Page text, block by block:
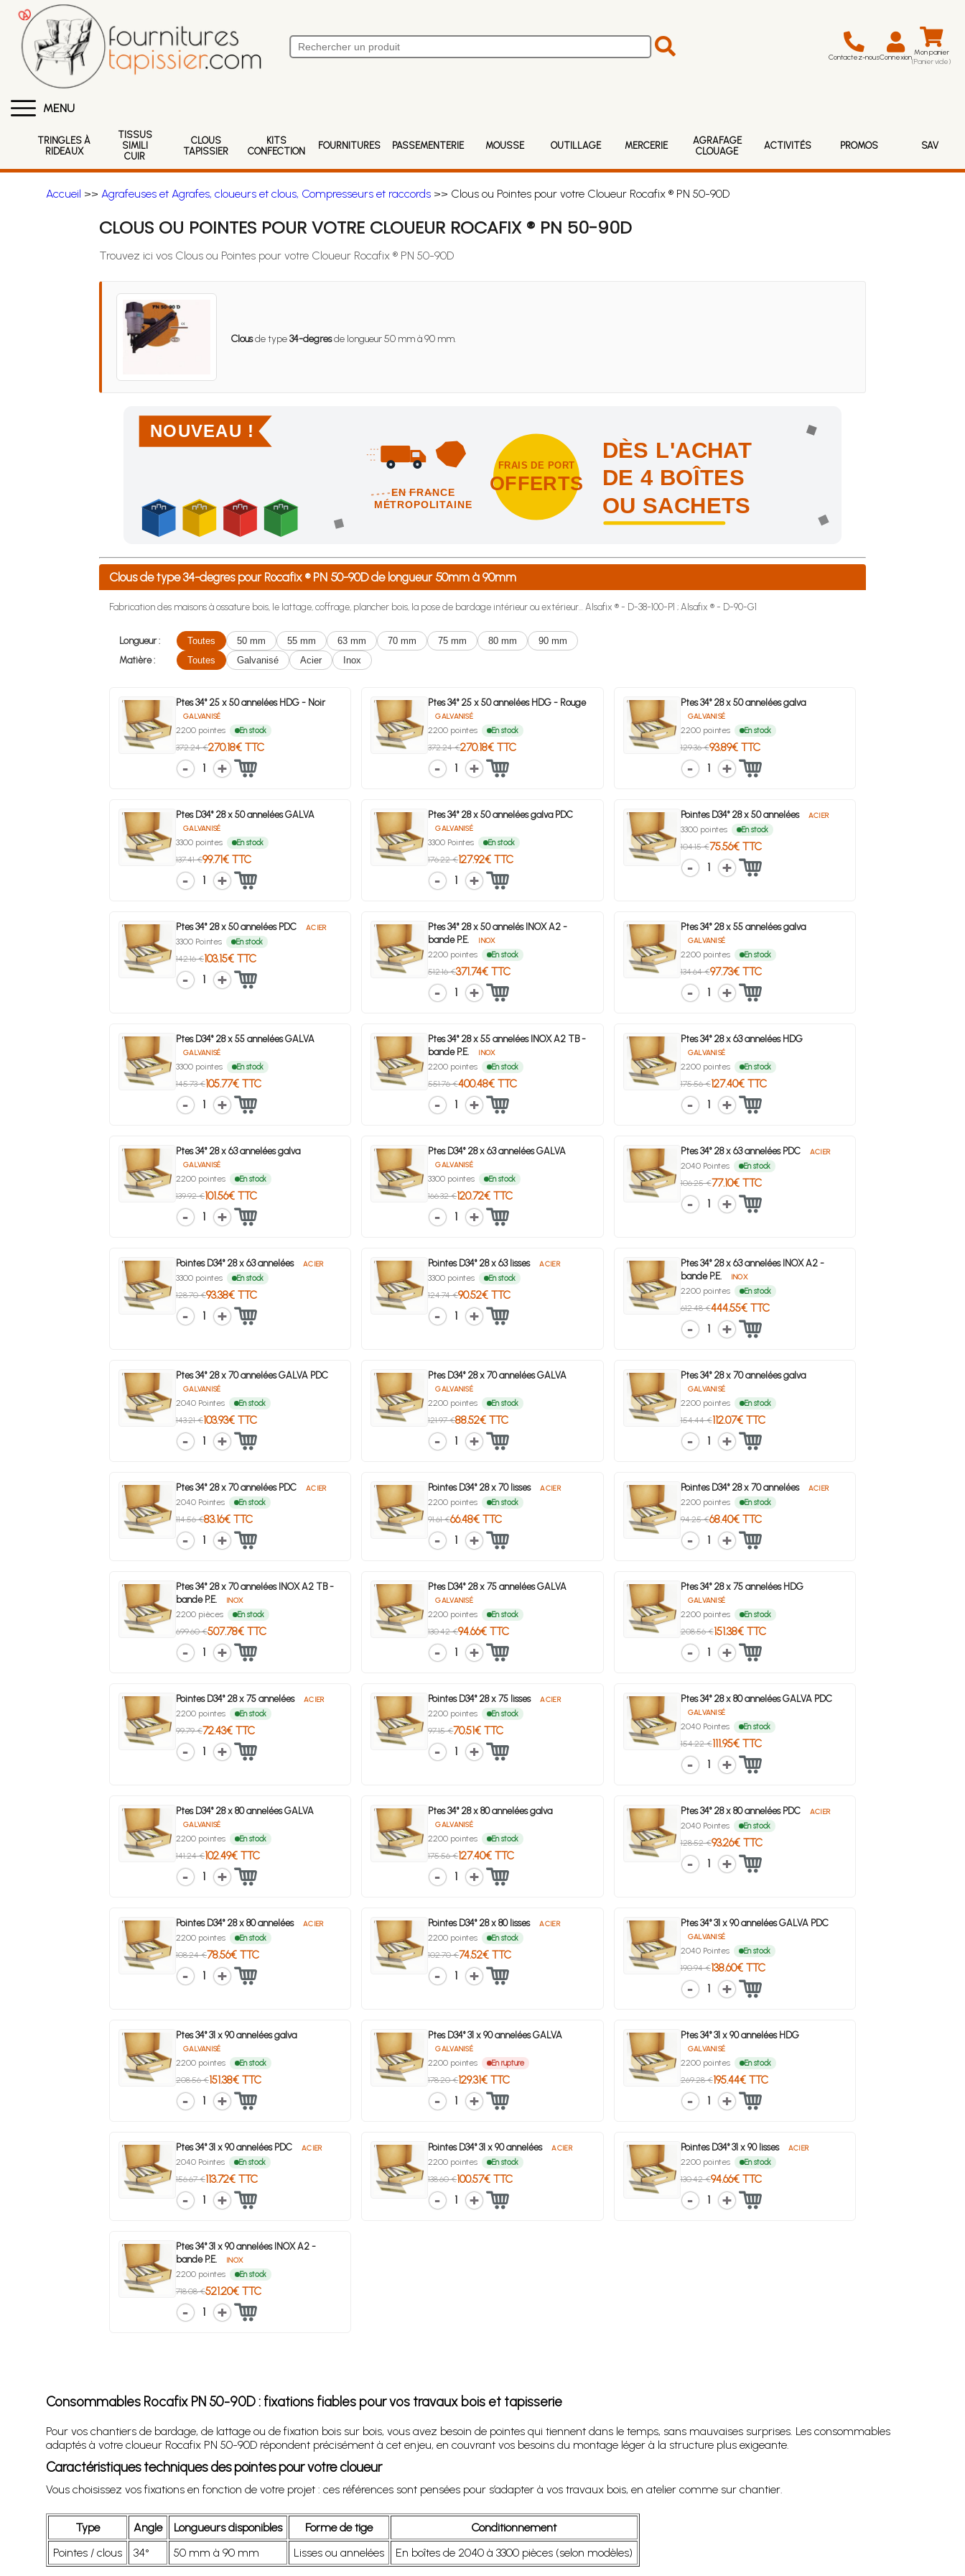
Contactez-nousConnexion Mon panier
(Panier vide)
MENU
TRINGLES À
RIDEAUX
TISSUS
SIMILI
CUIR
CLOUS
TAPISSIER
KITS
CONFECTION
FOURNITURES PASSEMENTERIE MOUSSE OUTILLAGE MERCERIE
AGRAFAGE
CLOUAGE
ACTIVITÉS PROMOS SAV
Accueil >> Agrafeuses et Agrafes, cloueurs et clous, Compresseurs et raccords>> Clous ou Pointes pour votre Cloueur Rocafix ® PN 50-90D
CLOUS OU POINTES POUR VOTRE CLOUEUR ROCAFIX ® PN 50-90D
Trouvez ici vos Clous ou Pointes pour votre Cloueur Rocafix ® PN 50-90D
Clousde type34-degresde longueur 50 mm à 90 mm.
NOUVEAU !
EN FRANCE
MÉTROPOLITAINE
FRAIS DE PORT
OFFERTS
DÈS L'ACHAT
DE 4 BOÎTES
OU SACHETS
Achetez 4 sachets ou boîtes d'agrafes ou de pointes et nous vous offrons les frais de port en France métropolitaine !
Clous de type 34-degres pour Rocafix ® PN 50-90D de longueur 50mm à 90mm
Fabrication des maisons à ossature bois, le lattage, coffrage, plancher bois, la pose de bardage intérieur ou extérieur... Alsafix ® - D-38-100-P1 ; Alsafix ® - D-90-G1
Longueur : Toutes 50 mm 55 mm 63 mm 70 mm 75 mm 80 mm
90 mm
Matière :
Toutes Galvanisé Acier Inox
Ptes 34° 25 x 50 annelées HDG - Noir
GALVANISÉ
2200 pointes En stock
372.24 €270.18€ TTC
1
Ptes 34° 25 x 50 annelées HDG - Rouge
GALVANISÉ
2200 pointes En stock
372.24 €270.18€ TTC
1
Ptes 34° 28 x 50 annelées galva
GALVANISÉ
2200 pointes En stock
129.36 €93.89€ TTC
1
Ptes D34° 28 x 50 annelées GALVA
GALVANISÉ
3300 pointes En stock
137.41 €99.71€ TTC
1
Ptes 34° 28 x 50 annelées galva PDC
GALVANISÉ
3300 Pointes En stock
176.22 €127.92€ TTC
1
Pointes D34° 28 x 50 annelées ACIER
3300 pointes En stock
104.15 €75.56€ TTC
1
Ptes 34° 28 x 50 annelées PDC ACIER
3300 Pointes En stock
142.16 €103.15€ TTC
1
Ptes 34° 28 x 50 annelés INOX A2 -
bande P.E.
INOX
2200 pointes En stock
512.16 €371.74€ TTC
1
Ptes 34° 28 x 55 annelées galva
GALVANISÉ
2200 pointes En stock
134.64 €97.73€ TTC
1
Ptes D34° 28 x 55 annelées GALVA
GALVANISÉ
3300 pointes En stock
145.73 €105.77€ TTC
1
Ptes 34° 28 x 55 annelées INOX A2 TB -
bande P.E.
INOX
2200 pointes En stock
551.76 €400.48€ TTC
1
Ptes 34° 28 x 63 annelées HDG
GALVANISÉ
2200 pointes En stock
175.56 €127.40€ TTC
1
Ptes 34° 28 x 63 annelées galva
GALVANISÉ
2200 pointes En stock
139.92 €101.56€ TTC
1
Ptes D34° 28 x 63 annelées GALVA
GALVANISÉ
3300 pointes En stock
166.32 €120.72€ TTC
1
Ptes 34° 28 x 63 annelées PDC ACIER
2040 Pointes En stock
106.25 €77.10€ TTC
1
Pointes D34° 28 x 63 annelées ACIER
3300 pointes En stock
128.70 €93.38€ TTC
1
Pointes D34° 28 x 63 lisses ACIER
3300 pointes En stock
124.74 €90.52€ TTC
1
Ptes 34° 28 x 63 annelées INOX A2 -
bande P.E.
INOX
2200 pointes En stock
612.48 €444.55€ TTC
1
Ptes 34° 28 x 70 annelées GALVA PDC
GALVANISÉ
2040 Pointes En stock
143.21 €103.93€ TTC
1
Ptes D34° 28 x 70 annelées GALVA
GALVANISÉ
2200 pointes En stock
121.97 €88.52€ TTC
1
Ptes 34° 28 x 70 annelées galva
GALVANISÉ
2200 pointes En stock
154.44 €112.07€ TTC
1
Ptes 34° 28 x 70 annelées PDC ACIER
2040 Pointes En stock
114.56 €83.16€ TTC
1
Pointes D34° 28 x 70 lisses ACIER
2200 pointes En stock
91.61 €66.48€ TTC
1
Pointes D34° 28 x 70 annelées ACIER
2200 pointes En stock
94.25 €68.40€ TTC
1
Ptes 34° 28 x 70 annelées INOX A2 TB -
bande P.E.
INOX
2200 pièces En stock
699.60 €507.78€ TTC
1
Ptes D34° 28 x 75 annelées GALVA
GALVANISÉ
2200 pointes En stock
130.42 €94.66€ TTC
1
Ptes 34° 28 x 75 annelées HDG
GALVANISÉ
2200 pointes En stock
208.56 €151.38€ TTC
1
Pointes D34° 28 x 75 annelées ACIER
2200 pointes En stock
99.79 €72.43€ TTC
1
Pointes D34° 28 x 75 lisses ACIER
2200 pointes En stock
97.15 €70.51€ TTC
1
Ptes 34° 28 x 80 annelées GALVA PDC
GALVANISÉ
2040 Pointes En stock
154.22 €111.95€ TTC
1
Ptes D34° 28 x 80 annelées GALVA
GALVANISÉ
2200 pointes En stock
141.24 €102.49€ TTC
1
Ptes 34° 28 x 80 annelées galva
GALVANISÉ
2200 pointes En stock
175.56 €127.40€ TTC
1
Ptes 34° 28 x 80 annelées PDC ACIER
2040 Pointes En stock
128.52 €93.26€ TTC
1
Pointes D34° 28 x 80 annelées ACIER
2200 pointes En stock
108.24 €78.56€ TTC
1
Pointes D34° 28 x 80 lisses ACIER
2200 pointes En stock
102.70 €74.52€ TTC
1
Ptes 34° 31 x 90 annelées GALVA PDC
GALVANISÉ
2040 Pointes En stock
190.94 €138.60€ TTC
1
Ptes 34° 31 x 90 annelées galva
GALVANISÉ
2200 pointes En stock
208.56 €151.38€ TTC
1
Ptes D34° 31 x 90 annelées GALVA
GALVANISÉ
2200 pointes En rupture
178.20 €129.31€ TTC
1
Ptes 34° 31 x 90 annelées HDG
GALVANISÉ
2200 pointes En stock
269.28 €195.44€ TTC
1
Ptes 34° 31 x 90 annelées PDC ACIER
2040 Pointes En stock
156.67 €113.72€ TTC
1
Pointes D34° 31 x 90 annelées ACIER
2200 pointes En stock
138.60 €100.57€ TTC
1
Pointes D34° 31 x 90 lisses ACIER
2200 pointes En stock
130.42 €94.66€ TTC
1
Ptes 34° 31 x 90 annelées INOX A2 -
bande P.E.
INOX
2200 pointes En stock
718.08 €521.20€ TTC
1
Consommables Rocafix PN 50-90D : fixations fiables pour vos travaux bois et tapisserie
Pour vos chantiers de bardage, de lattage ou de fixation bois sur bois, vous avez besoin de pointes qui tiennent dans le temps, sans mauvaises surprises. Les consommables
adaptés à votre cloueur Rocafix PN 50-90D répondent précisément à cet enjeu, en couvrant vos besoins du montage léger à la structure plus exigeante.
Caractéristiques techniques des pointes pour votre cloueur
Vous choisissez vos fixations en fonction de votre projet : ces références sont pensées pour s’adapter à vos travaux bois, en atelier comme sur chantier.
Type Angle Longueurs disponibles Forme de tige
Conditionnement
Pointes / clous
34° 50 mm à 90 mm Lisses ou annelées En boîtes de 2040 à 3300 pièces (selon modèles)